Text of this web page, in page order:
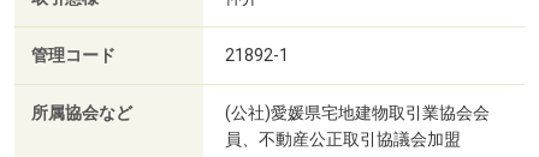
管理コード 21892-1
所属協会など
(公社)愛媛県宅地建物取引業協会会
員、不動産公正取引協議会加盟